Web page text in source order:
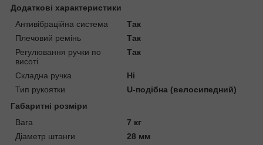
Додаткові характеристики
Антивібраційна система
Так
Плечовий ремінь
Так
Регулювання ручки по
висоті
Так
Складна ручка
Ні
Тип рукоятки
U-подібна (велосипедний)
Габаритні розміри
Вага
7 кг
Діаметр штанги
28 мм